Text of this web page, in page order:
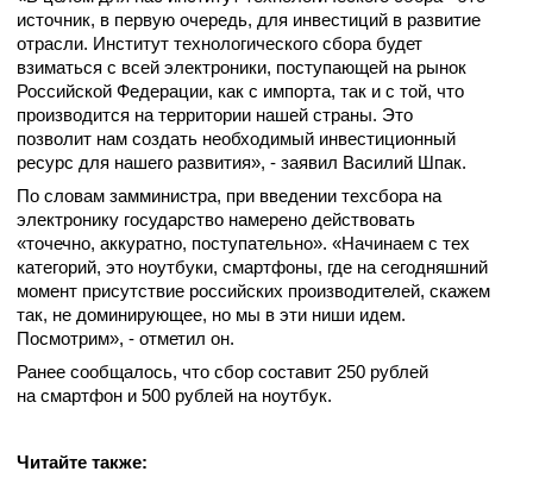
источник, в первую очередь, для инвестиций в развитие
отрасли. Институт технологического сбора будет
взиматься с всей электроники, поступающей на рынок
Российской Федерации, как с импорта, так и с той, что
производится на территории нашей страны. Это
позволит нам создать необходимый инвестиционный
ресурс для нашего развития», - заявил Василий Шпак.
По словам замминистра, при введении техсбора на
электронику государство намерено действовать
«точечно, аккуратно, поступательно». «Начинаем с тех
категорий, это ноутбуки, смартфоны, где на сегодняшний
момент присутствие российских производителей, скажем
так, не доминирующее, но мы в эти ниши идем.
Посмотрим», - отметил он.
Ранее сообщалось, что сбор составит 250 рублей
на смартфон и 500 рублей на ноутбук.
Читайте также: